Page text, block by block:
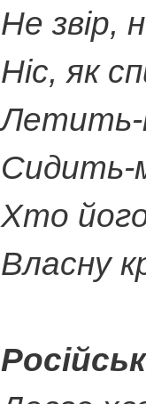
Не звір,
Ніс, як
Летить-
Сидить-
Хто
Власну